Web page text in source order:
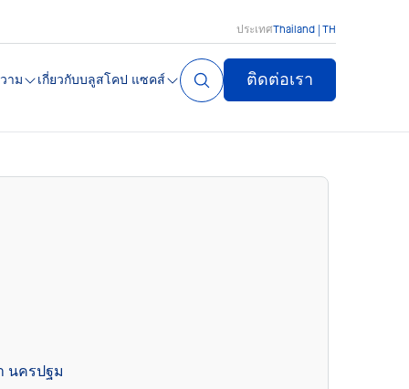
ประเทศThailand | TH
าม เกี่ยวกับบลูสโคป แซคส์ ติดต่อเรา
นครปฐม